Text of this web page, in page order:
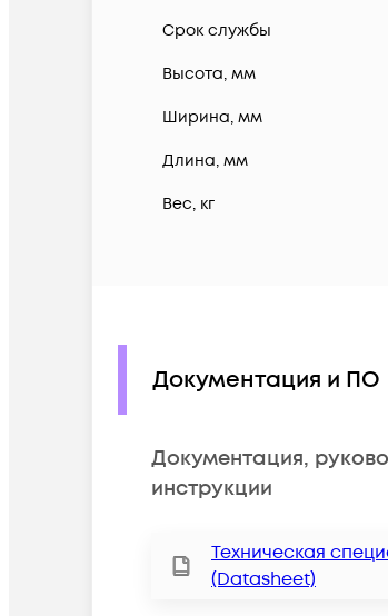
Срок службы
Высота, мм
Ширина, мм
Длина, мм
Вес, кг
Документация и ПО
Документация,
инструкции
Техническая
(Datasheet)